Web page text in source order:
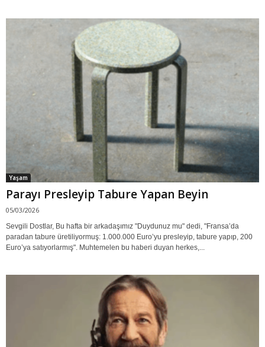
Yaşam
Parayı Presleyip Tabure Yapan Beyin
05/03/2026
Sevgili Dostlar, Bu hafta bir arkadaşımız "Duydunuz mu" dedi, "Fransa’da
paradan tabure üretiliyormuş: 1.000.000 Euro’yu presleyip, tabure yapıp, 200
Euro’ya satıyorlarmış". Muhtemelen bu haberi duyan herkes,...